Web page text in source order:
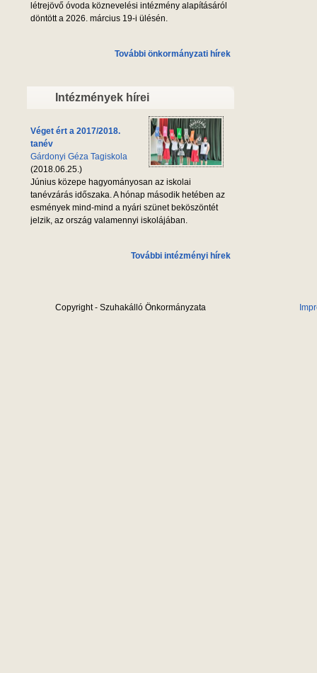
létrejövő óvoda köznevelési intézmény alapításáról
döntött a 2026. március 19-i ülésén.
További önkormányzati hírek
Intézmények hírei
Véget ért a 2017/2018.
tanév
Gárdonyi Géza Tagiskola
(2018.06.25.)
Június közepe hagyományosan az iskolai
tanévzárás időszaka. A hónap második hetében az
esmények mind-mind a nyári szünet beköszöntét
jelzik, az ország valamennyi iskolájában.
További intézményi hírek
Copyright - Szuhakálló Önkormányzata